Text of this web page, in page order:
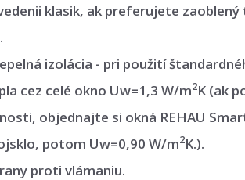
klasik, ak preferujete
izolácia - pri použití
cez celé okno Uw=1,3 W/m2K (ak
objednajte si okná REHAU
potom Uw=0,90 W/m2K.).
proti vlámaniu.